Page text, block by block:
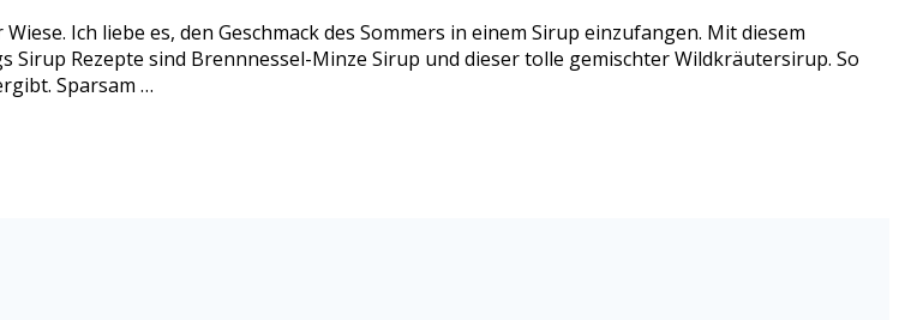
Ich liebe es, den Geschmack des Sommers in einem Sirup einzufangen. Mit diesem
Rezepte sind Brennnessel-Minze Sirup und dieser tolle gemischter Wildkräutersirup. So
Sparsam …